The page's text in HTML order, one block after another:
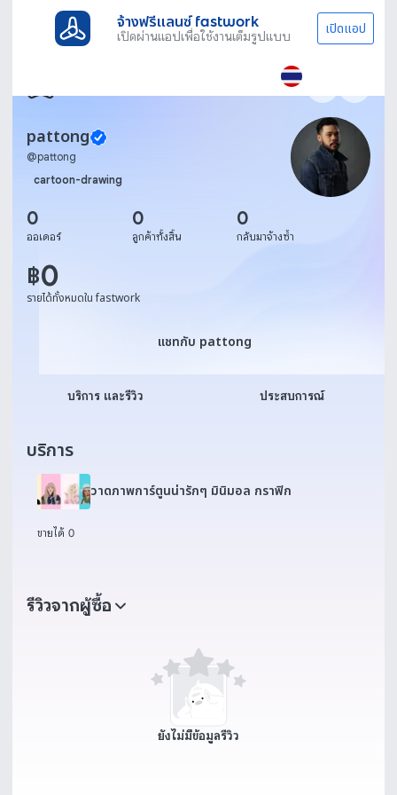
จ้างฟรีแลนซ์ fastwork
เปิดผ่านแอปเพื่อใช้งานเต็มรูปแบบ เปิดแอป
pattong
@pattong
cartoon-drawing
0
ออเดอร์
0
ลูกค้าทั้งสิ้น
0
กลับมาจ้างซ้ำ
฿0
รายได้ทั้งหมดใน fastwork
แชทกับ pattong
แชทกับ pattong
บริการ และรีวิว ประสบการณ์
บริการ
วาดภาพการ์ตูนน่ารักๆ มินิมอล กราฟิก
ขายได้ 0
รีวิวจากผู้ซื้อ
ยังไม่มีข้อมูลรีวิว